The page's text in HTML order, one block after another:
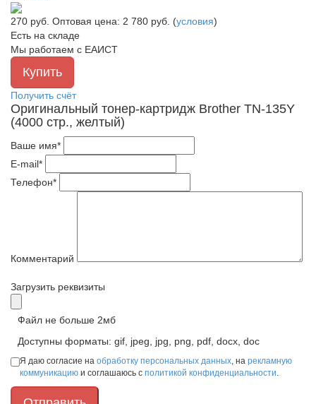
270 руб. Оптовая цена: 2 780 руб. (условия)
Есть на складе
Мы работаем с ЕАИСТ
Получить счёт
Оригинальный тонер-картридж Brother TN-135Y
(4000 стр., желтый)
Ваше имя*
E-mail*
Телефон*
Комментарий
Загрузить реквизиты
Файл не больше 2мб
Доступны форматы: gif, jpeg, jpg, png, pdf, docx, doc
Я даю согласие на обработку персональных данных , на рекламную
коммуникацию и соглашаюсь с политикой конфиденциальности